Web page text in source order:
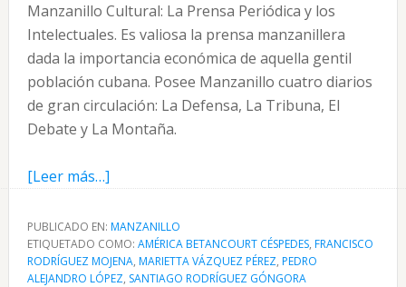
Manzanillo Cultural: La Prensa Periódica y los
Intelectuales. Es valiosa la prensa manzanillera
dada la importancia económica de aquella gentil
población cubana. Posee Manzanillo cuatro diarios
de gran circulación: La Defensa, La Tribuna, El
Debate y La Montaña.
[Leer más…]acerca
En
Manzanillo
Cultural
PUBLICADO EN: MANZANILLO
ETIQUETADO COMO: AMÉRICA BETANCOURT CÉSPEDES, FRANCISCO
RODRÍGUEZ MOJENA, MARIETTA VÁZQUEZ PÉREZ, PEDRO
ALEJANDRO LÓPEZ, SANTIAGO RODRÍGUEZ GÓNGORA